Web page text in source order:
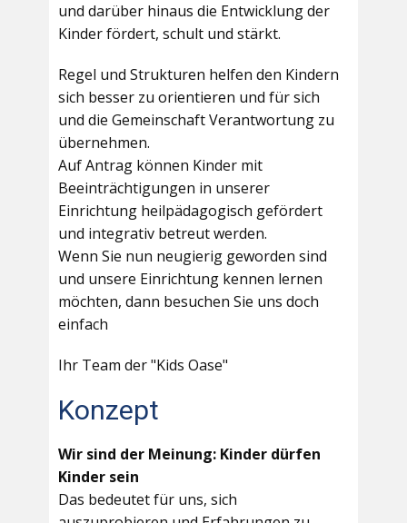
und darüber hinaus die Entwicklung der
Kinder fördert, schult und stärkt.
Regel und Strukturen helfen den Kindern
sich besser zu orientieren und für sich
und die Gemeinschaft Verantwortung zu
übernehmen.
Auf Antrag können Kinder mit
Beeinträchtigungen in unserer
Einrichtung heilpädagogisch gefördert
und integrativ betreut werden.
Wenn Sie nun neugierig geworden sind
und unsere Einrichtung kennen lernen
möchten, dann besuchen Sie uns doch
einfach
Ihr Team der "Kids Oase"
Konzept
Wir sind der Meinung: Kinder dürfen
Kinder sein
Das bedeutet für uns, sich